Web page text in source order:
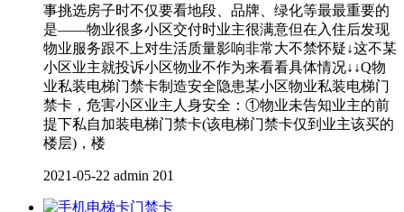
事挑选房子时不仅要看地段、品牌、绿化等最最重要的
是——物业很多小区交付时业主很满意但在入住后发现
物业服务跟不上对生活质量影响非常大不禁怀疑↓这不某
小区业主就投诉小区物业不作为来看看具体情况↓↓Q物
业私装电梯门禁卡制造安全隐患某小区物业私装电梯门
禁卡，危害小区业主人身安全：①物业未告知业主的前
提下私自加装电梯门禁卡(该电梯门禁卡仅到业主该买的
楼层)，楼
2021-05-22 admin 201